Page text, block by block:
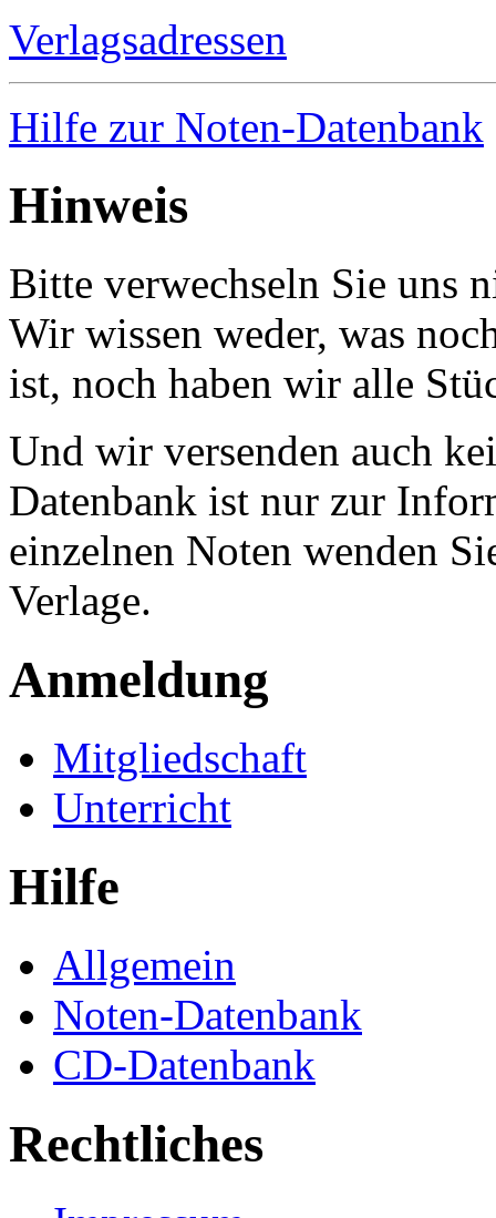
Verlagsadressen
Hilfe zur Noten-Datenbank
Hinweis
Bitte verwechseln Sie uns
Wir wissen weder, was
ist, noch haben wir alle
Und wir versenden auch
Datenbank ist nur zur
einzelnen Noten wenden
Verlage.
Anmeldung
Mitgliedschaft
Unterricht
Hilfe
Allgemein
Noten-Datenbank
CD-Datenbank
Rechtliches